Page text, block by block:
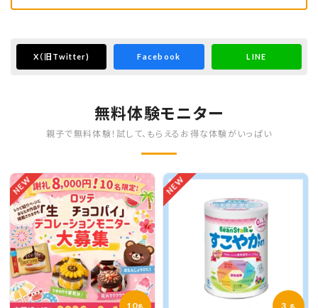
X （旧Twitter) Facebook LINE
無料体験モニター
親子で無料体験！試して、もらえるお得な体験がいっぱい
NEW
10名
NEW
3 名